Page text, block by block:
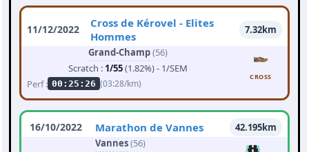
11/12/2022
Cross de Kérovel - Elites
Hommes
7.32km
Grand-Champ(56)
Scratch : 1/55(1.82%) - 1/SEM
Perf : 00:25:26 (03:28/km)
CROSS
16/10/2022 Marathon de Vannes
42.195km
Vannes(56)